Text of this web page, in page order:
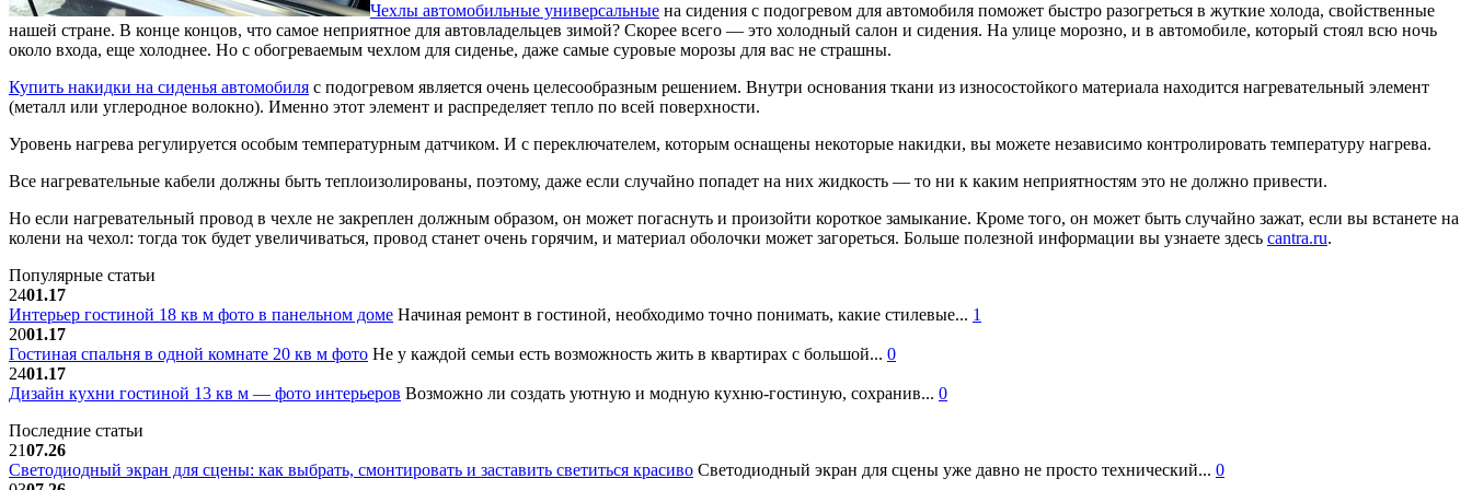
Чехлы автомобильные универсальные на сидения с подогревом для автомобиля поможет быстро разогреться в жуткие холода, свойственные
нашей стране. В конце концов, что самое неприятное для автовладельцев зимой? Скорее всего — это холодный салон и сидения. На улице морозно, и в автомобиле, который стоял всю ночь
около входа, еще холоднее. Но с обогреваемым чехлом для сиденье, даже самые суровые морозы для вас не страшны.
Купить накидки на сиденья автомобиля с подогревом является очень целесообразным решением. Внутри основания ткани из износостойкого материала находится нагревательный элемент
(металл или углеродное волокно). Именно этот элемент и распределяет тепло по всей поверхности.
Уровень нагрева регулируется особым температурным датчиком. И с переключателем, которым оснащены некоторые накидки, вы можете независимо контролировать температуру нагрева.
Все нагревательные кабели должны быть теплоизолированы, поэтому, даже если случайно попадет на них жидкость — то ни к каким неприятностям это не должно привести.
Но если нагревательный провод в чехле не закреплен должным образом, он может погаснуть и произойти короткое замыкание. Кроме того, он может быть случайно зажат, если вы встанете на
колени на чехол: тогда ток будет увеличиваться, провод станет очень горячим, и материал оболочки может загореться. Больше полезной информации вы узнаете здесь cantra.ru.
Популярные статьи
2401.17
Интерьер гостиной 18 кв м фото в панельном доме Начиная ремонт в гостиной, необходимо точно понимать, какие стилевые... 1
2001.17
Гостиная спальня в одной комнате 20 кв м фото Не у каждой семьи есть возможность жить в квартирах с большой... 0
2401.17
Дизайн кухни гостиной 13 кв м — фото интерьеров Возможно ли создать уютную и модную кухню-гостиную, сохранив... 0
Последние статьи
2107.26
Светодиодный экран для сцены: как выбрать, смонтировать и заставить светиться красиво Светодиодный экран для сцены уже давно не просто технический... 0